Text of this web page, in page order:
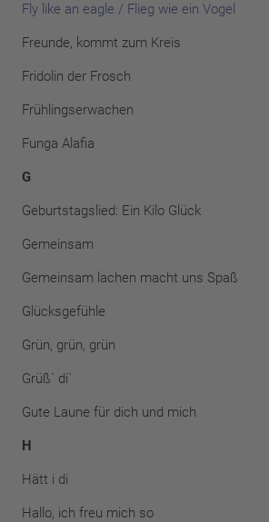
Fly like an eagle / Flieg wie ein Vogel
Freunde, kommt zum Kreis
Fridolin der Frosch
Frühlingserwachen
Funga Alafia
G
Geburtstagslied: Ein Kilo Glück
Gemeinsam
Gemeinsam lachen macht uns Spaß
Glücksgefühle
Grün, grün, grün
Grüß` di`
Gute Laune für dich und mich
H
Hätt i di
Hallo, ich freu mich so